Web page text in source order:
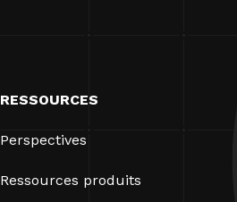
RESSOURCES
Perspectives
Ressources produits